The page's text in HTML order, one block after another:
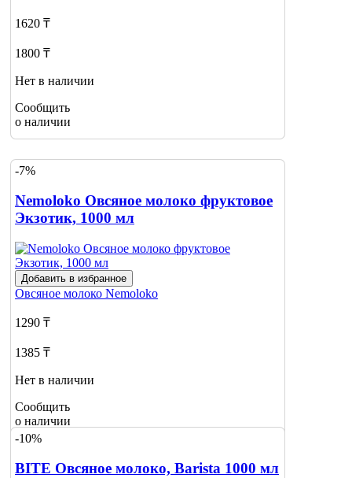
1620 ₸
1800 ₸
Нет в наличии
Сообщить
о наличии
-7%
Nemoloko Овсяное молоко фруктовое
Экзотик, 1000 мл
Добавить в избранное
Овсяное молоко Nemoloko
1290 ₸
1385 ₸
Нет в наличии
Сообщить
о наличии
1
-10%
BITE Овсяное молоко, Barista 1000 мл